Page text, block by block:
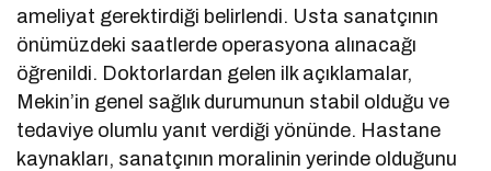
ameliyat gerektirdiği belirlendi. Usta sanatçının
önümüzdeki saatlerde operasyona alınacağı
öğrenildi. Doktorlardan gelen ilk açıklamalar,
Mekin’in genel sağlık durumunun stabil olduğu ve
tedaviye olumlu yanıt verdiği yönünde. Hastane
kaynakları, sanatçının moralinin yerinde olduğunu